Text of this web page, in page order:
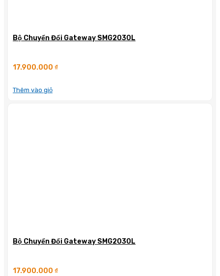
Bộ Chuyển Đổi Gateway SMG2030L
17.900.000 ₫
Thêm vào giỏ
Bộ Chuyển Đổi Gateway SMG2030L
17.900.000 ₫